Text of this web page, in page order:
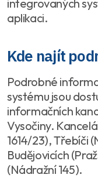
integrovaných
aplikaci.
Kde najít
Podrobné
systému jsou
informačních
Vysočiny.
1614/23), Třebíči
Budějovicích
(Nádražní 145).